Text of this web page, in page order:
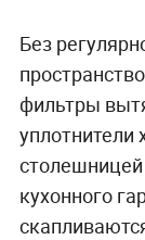
Без
фильтры
кухонного